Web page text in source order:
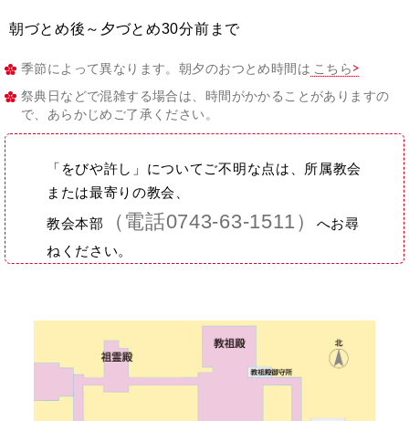
朝づとめ後～夕づとめ30分前まで
季節によって異なります。朝夕のおつとめ時間は こちら
祭典日などで混雑する場合は、時間がかかることがありますの
で、あらかじめご了承ください。
「をびや許し」についてご不明な点は、所属教会
または最寄りの教会、
教会本部 （電話0743-63-1511）
へお尋
ねください。